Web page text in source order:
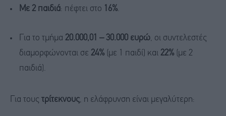
Με 2 παιδιά: πέφτει στο 16%.
Για το τμήμα 20.000,01 – 30.000 ευρώ, οι συντελεστές
διαμορφώνονται σε 24% (με 1 παιδί) και 22% (με 2
παιδιά).
Για τους τρίτεκνους, η ελάφρυνση είναι μεγαλύτερη: